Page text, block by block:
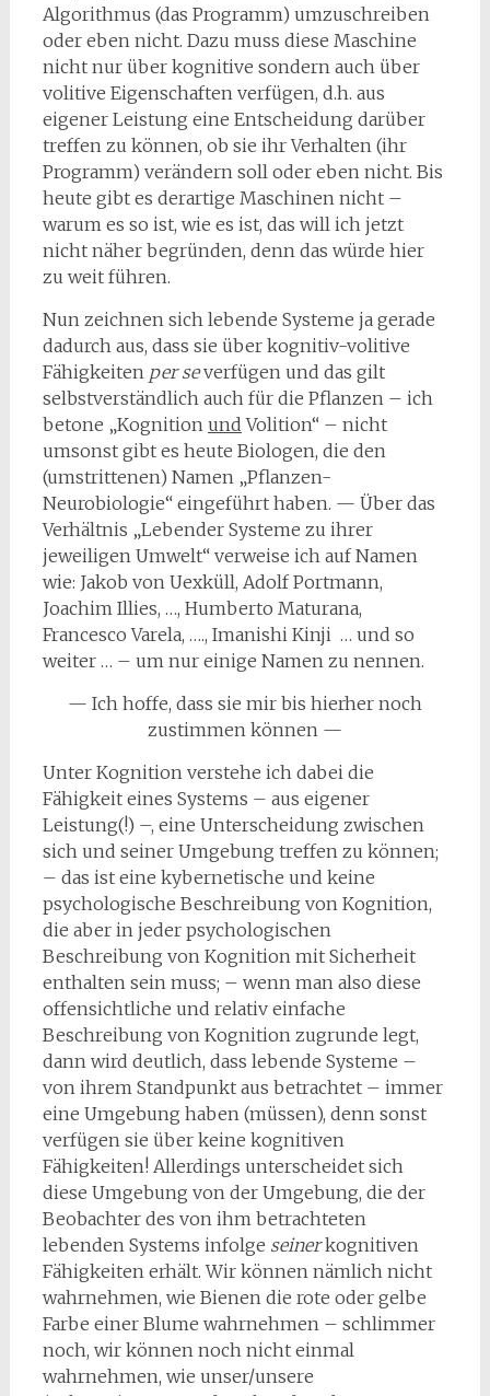
Algorithmus (das Programm) um­zuschreiben
oder eben nicht. Dazu muss diese Maschine
nicht nur über kognitive sondern auch über
volitive Eigenschaften verfügen, d.h. aus
eigener Leistung eine Entscheidung darüber
treffen zu können, ob sie ihr Verhalten (ihr
Programm) verändern soll oder eben nicht. Bis
heute gibt es derartige Maschinen nicht –
warum es so ist, wie es ist, das will ich jetzt
nicht näher begründen, denn das würde hier
zu weit führen.
Nun zeichnen sich lebende Systeme ja gerade
dadurch aus, dass sie über kognitiv-volitive
Fähigkeiten per severfügen und das gilt
selbstverständlich auch für die Pflanzen – ich
betone „Kognition und Voli­tion“ – nicht
umsonst gibt es heute Biologen, die den
(umstrittenen) Namen „Pflanzen-
Neurobiologie“ eingeführt haben. — Über das
Verhältnis „Lebender Systeme zu ihrer
jeweiligen Umwelt“ verweise ich auf Namen
wie: Jakob von Uexküll, Adolf Portmann,
Joachim Illies, …, Humberto Maturana,
Francesco Varela, …., Imanishi Kinji … und so
weiter … – um nur einige Namen zu nennen.
— Ich hoffe, dass sie mir bis hierher noch
zustimmen können —
Unter Kognition verstehe ich dabei die
Fähigkeit eines Systems – aus eigener
Leistung(!) –, eine Unter­scheidung zwischen
sich und seiner Umgebung treffen zu können;
– das ist eine kybernetische und keine
psychologische Beschreibung von Kognition,
die aber in jeder psychologischen
Beschreibung von Kognition mit Sicherheit
enthalten sein muss; – wenn man also diese
offensichtliche und relativ einfache
Beschreibung von Kognition zugrunde legt,
dann wird deutlich, dass lebende Systeme –
von ihrem Standpunkt aus betrachtet – immer
eine Umgebung haben (müssen), denn sonst
verfügen sie über keine kognitiven
Fähigkeiten! Allerdings unterscheidet sich
diese Umgebung von der Umgebung, die der
Beobachter des von ihm betrachteten
lebenden Systems infolge seinerkognitiven
Fähigkeiten erhält. Wir können nämlich nicht
wahrnehmen, wie Bienen die rote oder gelbe
Farbe einer Blume wahrnehmen – schlimmer
noch, wir können noch nicht einmal
wahrnehmen, wie unser/unsere